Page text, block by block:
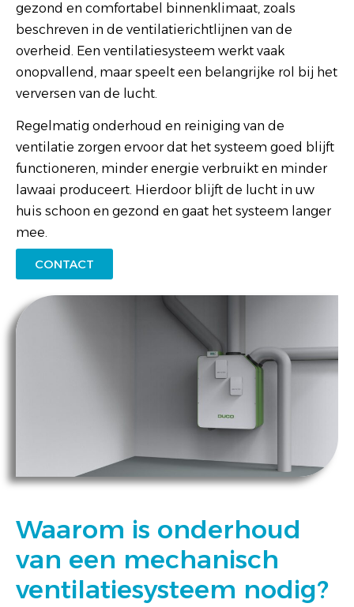
gezond en comfortabel binnenklimaat, zoals
beschreven in de ventilatierichtlijnen van de
overheid. Een ventilatiesysteem werkt vaak
onopvallend, maar speelt een belangrijke rol bij het
verversen van de lucht.
Regelmatig onderhoud en reiniging van de
ventilatie zorgen ervoor dat het systeem goed blijft
functioneren, minder energie verbruikt en minder
lawaai produceert. Hierdoor blijft de lucht in uw
huis schoon en gezond en gaat het systeem langer
mee.
CONTACT
Waarom is onderhoud
van een mechanisch
ventilatiesysteem nodig?